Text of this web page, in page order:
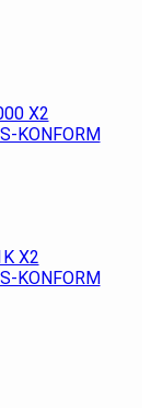
X2
KONFORM
X2
KONFORM